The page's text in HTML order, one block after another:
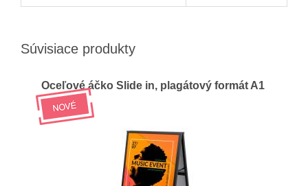
Súvisiace produkty
Oceľové áčko Slide in, plagátový formát A1